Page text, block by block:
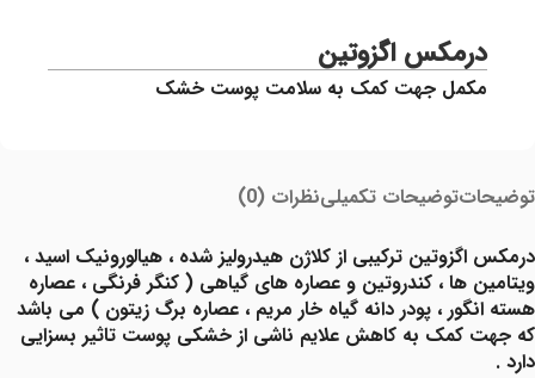
درمکس اگزوتین
مکمل جهت کمک به سلامت پوست خشک
توضیحاتتوضیحات تکمیلینظرات (0)
درمکس اگزوتین ترکیبی از کلاژن هیدرولیز شده ، هیالورونیک اسید ،
ویتامین ها ، کندروتین و عصاره های گیاهی ( کنگر فرنگی ، عصاره
هسته انگور ، پودر دانه گیاه خار مریم ، عصاره برگ زیتون ) می باشد
که جهت کمک به کاهش علایم ناشی از خشکی پوست تاثیر بسزایی
دارد .